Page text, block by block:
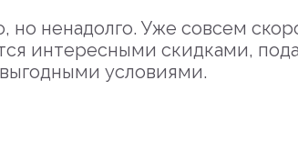
но ненадолго. Уже совсем
интересными скидками,
условиями.